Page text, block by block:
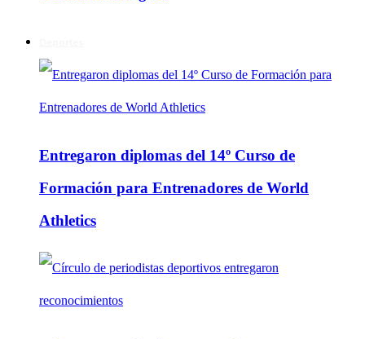
Entregaron diplomas del 14º Curso de
Formación para Entrenadores de World
Athletics